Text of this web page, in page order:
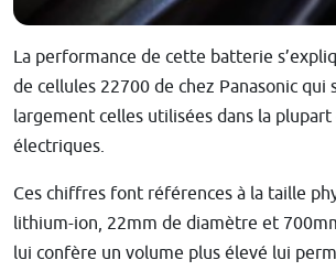
La performance de cette batterie
de cellules 22700 de chez Panasonic qui
largement celles utilisées dans la plupart
électriques.
Ces chiffres font références à la taille
lithium-ion, 22mm de diamètre et
lui confère un volume plus élevé lui